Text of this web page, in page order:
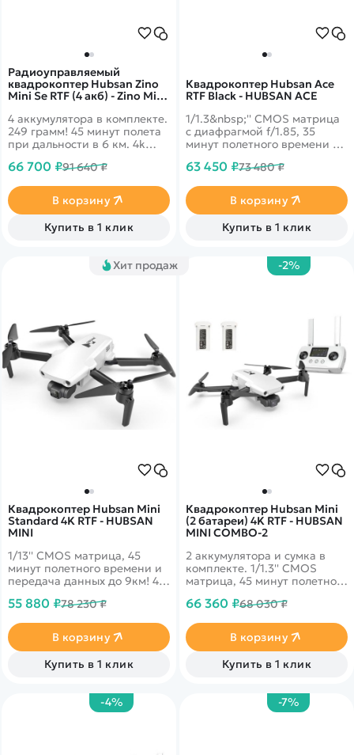
Радиоуправляемый
квадрокоптер Hubsan Zino
Mini Se RTF (4 акб) - Zino Mini
4 аккумулятора в комплекте.
249 грамм! 45 минут полета
при дальности в 6 км. 4k
трансляция 1080p на
66 700 ₽91 640 ₽
В корзину
Купить в 1 клик
Квадрокоптер Hubsan Ace
RTF Black - HUBSAN ACE
1/1.3&nbsp;'' CMOS матрица
с диафрагмой f/1.85, 35
минут полетного времени и
4k запись видео 30fps и
смартфон. Битрейт видео -
100Mbps - 200Mbps
63 450 ₽73 480 ₽
В корзину
Купить в 1 клик
Хит продаж
Квадрокоптер Hubsan Mini
Standard 4K RTF - HUBSAN
MINI
1/13'' CMOS матрица, 45
минут полетного времени и
передача данных до 9км! 4k
трансляция 1080p на
55 880 ₽78 230 ₽
В корзину
Купить в 1 клик
-2%
Квадрокоптер Hubsan Mini
(2 батареи) 4K RTF - HUBSAN
MINI COMBO-2
2 аккумулятора и сумка в
комплекте. 1/1.3'' CMOS
матрица, 45 минут полетного
до 9км! 4k запись видео
смартфон
66 360 ₽68 030 ₽
В корзину
Купить в 1 клик
-4% -7%